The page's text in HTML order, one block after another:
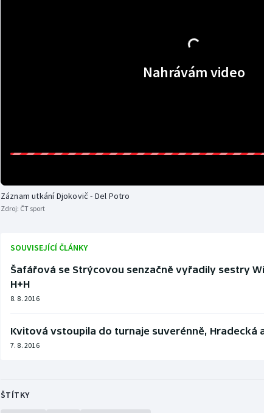
Nahrávám video
Záznam utkání Djokovič - Del Potro
Zdroj: ČT sport
SOUVISEJÍCÍ ČLÁNKY
Šafářová se Strýcovou senzačně vyřadily sestry
H+H
8. 8. 2016
Kvitová vstoupila do turnaje suverénně, Hradecká
7. 8. 2016
ŠTÍTKY